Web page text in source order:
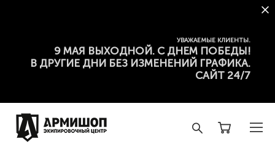
УВАЖАЕМЫЕ КЛИЕНТЫ.
9 МАЯ ВЫХОДНОЙ. С ДНЕМ ПОБЕДЫ!
В ДРУГИЕ ДНИ БЕЗ ИЗМЕНЕНИЙ ГРАФИКА.
САЙТ 24/7